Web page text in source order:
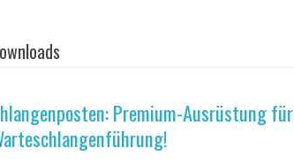
Premium-Ausrüstung für